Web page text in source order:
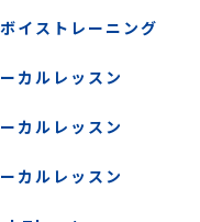
イストレーニング
カルレッスン
カルレッスン
カルレッスン